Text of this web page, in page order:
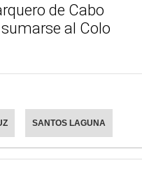
de Cabo
al Colo
SANTOS LAGUNA